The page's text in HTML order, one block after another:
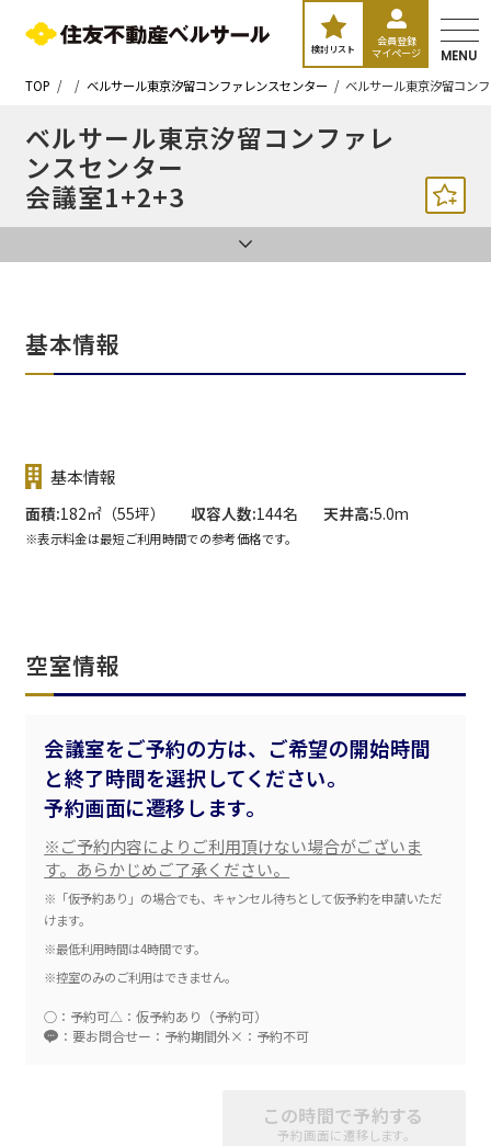
検討リスト
会員登録
マイページ
MENU
TOP
ベルサール東京汐留コンファレンスセンター ベルサール東京汐留コン
ベルサール東京汐留コンファレ
ンスセンター
会議室1+2+3
基本情報
基本情報
面積 182㎡（55坪） 収容人数 144名 天井高 5.0m
※表示料金は最短ご利用時間での参考価格です。
空室情報
会議室をご予約の方は、ご希望の開始時間
と終了時間を選択してください。
予約画面に遷移します。
※ご予約内容によりご利用頂けない場合がございま
す。あらかじめご了承ください。
※「仮予約あり」の場合でも、キャンセル待ちとして仮予約を申請いただ
けます。
※最低利用時間は4時間です。
※控室のみのご利用はできません。
○：予約可△：仮予約あり（予約可）
：要お問合せー：予約期間外×：予約不可
この時間で予約する
予約画面に遷移します。
エリア／施設※複数選択可能
新宿・高田馬場エリア